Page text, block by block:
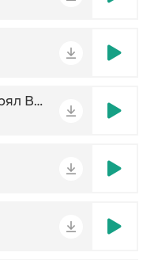
Ты Пришла Когда Я Потерял Всё